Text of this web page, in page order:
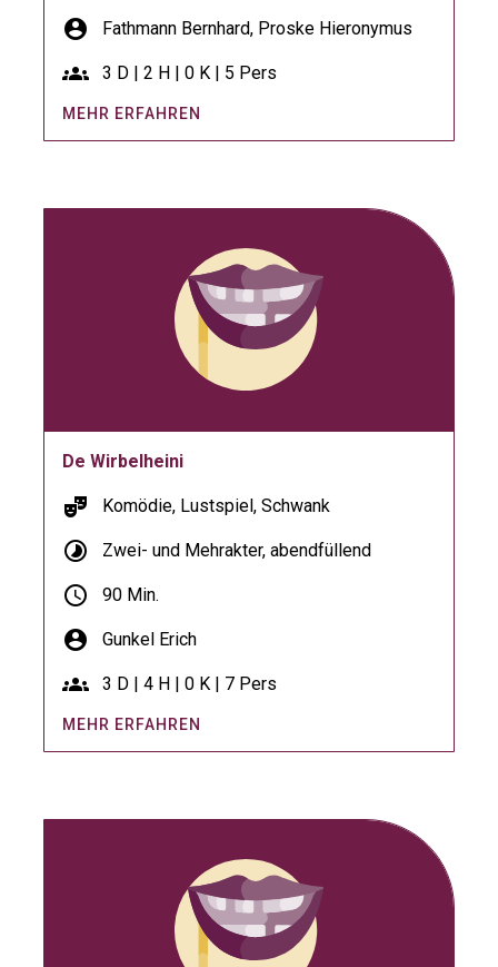
account_circle Fathmann Bernhard,Proske Hieronymus
groups 3 D | 2 H | 0 K | 5 Pers
MEHR ERFAHREN
De Wirbelheini
theater_comedy Komödie, Lustspiel, Schwank
timelapse Zwei- und Mehrakter, abendfüllend
schedule 90 Min.
account_circle Gunkel Erich
groups 3 D | 4 H | 0 K | 7 Pers
MEHR ERFAHREN